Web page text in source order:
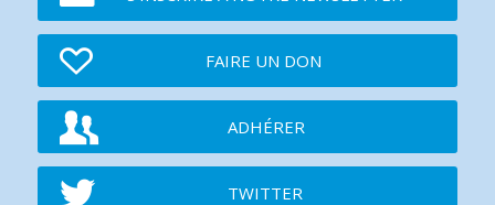
FAIRE UN DON
ADHÉRER
TWITTER